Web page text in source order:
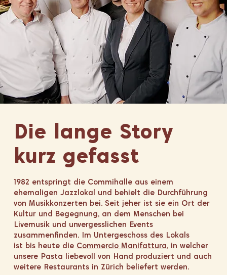
Die lange Story
kurz gefasst
1982 entspringt die Commihalle aus einem
ehemaligen Jazzlokal und behielt die Durchführung
von Musikkonzerten bei. Seit jeher ist sie ein Ort der
Kultur und Begegnung, an dem Menschen bei
Livemusik und unvergesslichen Events
zusammenfinden. Im Untergeschoss des Lokals
ist bis heute die Commercio Manifattura, in welcher
unsere Pasta liebevoll von Hand produziert und auch
weitere Restaurants in Zürich beliefert werden.